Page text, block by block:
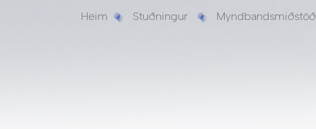
Heim Stuðningur Myndbandsmiðstöð